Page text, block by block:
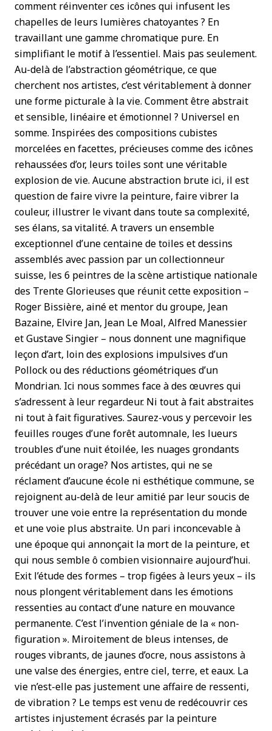
comment réinventer ces icônes qui infusent les
chapelles de leurs lumières chatoyantes ? En
travaillant une gamme chromatique pure. En
simplifiant le motif à l’essentiel. Mais pas seulement.
Au-delà de l’abstraction géométrique, ce que
cherchent nos artistes, c’est véritablement à donner
une forme picturale à la vie. Comment être abstrait
et sensible, linéaire et émotionnel ? Universel en
somme. Inspirées des compositions cubistes
morcelées en facettes, précieuses comme des icônes
rehaussées d’or, leurs toiles sont une véritable
explosion de vie. Aucune abstraction brute ici, il est
question de faire vivre la peinture, faire vibrer la
couleur, illustrer le vivant dans toute sa complexité,
ses élans, sa vitalité. A travers un ensemble
exceptionnel d’une centaine de toiles et dessins
assemblés avec passion par un collectionneur
suisse, les 6 peintres de la scène artistique nationale
des Trente Glorieuses que réunit cette exposition –
Roger Bissière, ainé et mentor du groupe, Jean
Bazaine, Elvire Jan, Jean Le Moal, Alfred Manessier
et Gustave Singier – nous donnent une magnifique
leçon d’art, loin des explosions impulsives d’un
Pollock ou des réductions géométriques d’un
Mondrian. Ici nous sommes face à des œuvres qui
s’adressent à leur regardeur. Ni tout à fait abstraites
ni tout à fait figuratives. Saurez-vous y percevoir les
feuilles rouges d’une forêt automnale, les lueurs
troubles d’une nuit étoilée, les nuages grondants
précédant un orage? Nos artistes, qui ne se
réclament d’aucune école ni esthétique commune, se
rejoignent au-delà de leur amitié par leur soucis de
trouver une voie entre la représentation du monde
et une voie plus abstraite. Un pari inconcevable à
une époque qui annonçait la mort de la peinture, et
qui nous semble ô combien visionnaire aujourd’hui.
Exit l’étude des formes – trop figées à leurs yeux – ils
nous plongent véritablement dans les émotions
ressenties au contact d’une nature en mouvance
permanente. C’est l’invention géniale de la « non-
figuration ». Miroitement de bleus intenses, de
rouges vibrants, de jaunes d’ocre, nous assistons à
une valse des énergies, entre ciel, terre, et eaux. La
vie n’est-elle pas justement une affaire de ressenti,
de vibration ? Le temps est venu de redécouvrir ces
artistes injustement écrasés par la peinture